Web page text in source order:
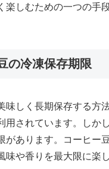
楽しむための一つの手
の冷凍保存期限
味しく長期保存する方
用されています。しか
があります。コーヒー
味や香りを最大限に楽